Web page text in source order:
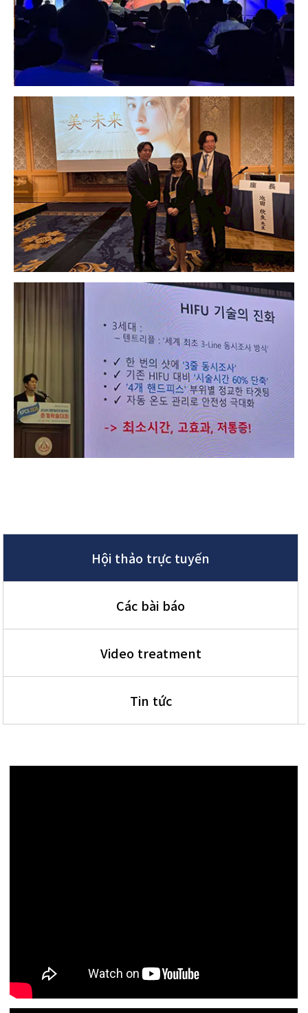
Hội thảo trực tuyến
Các bài báo
Video treatment
Tin tức